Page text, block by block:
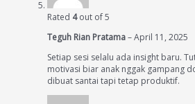
Rated 4out of 5
Teguh Rian Pratama–April 11, 2025
Setiap sesi selalu ada insight baru.
motivasi biar anak nggak gampang
dibuat santai tapi tetap produktif.